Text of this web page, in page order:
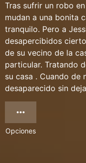
Tras sufrir un robo
mudan a una bonita
tranquilo. Pero a
desapercibidos
de su vecino de la
particular. Tratando
su casa . Cuando de
desaparecido sin
Opciones